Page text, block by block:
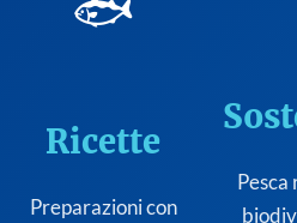
Ricette
Preparazioni con
Pesca